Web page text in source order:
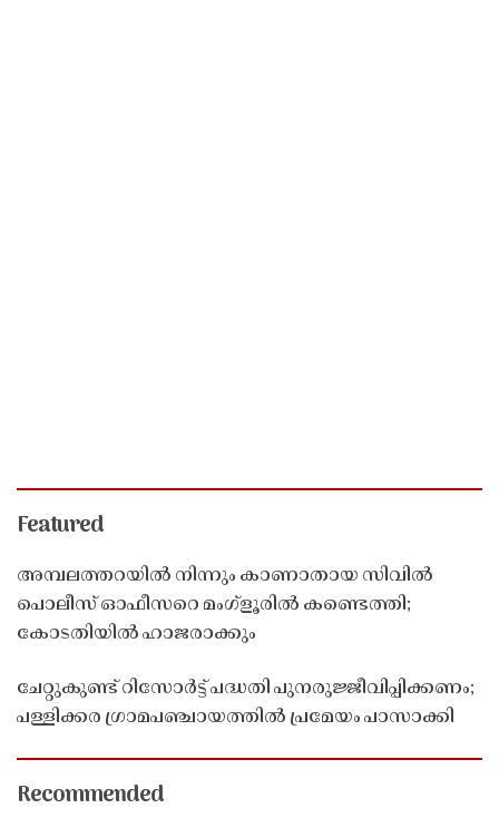
Featured
അമ്പലത്തറയിൽ നിന്നും കാണാതായ സിവിൽ
പൊലീസ് ഓഫീസറെ മംഗ്ളൂരിൽ കണ്ടെത്തി;
കോടതിയിൽ ഹാജരാക്കും
ചേറ്റുകുണ്ട് റിസോർട്ട് പദ്ധതി പുനരുജ്ജീവിപ്പിക്കണം;
പള്ളിക്കര ഗ്രാമപഞ്ചായത്തിൽ പ്രമേയം പാസാക്കി
Recommended